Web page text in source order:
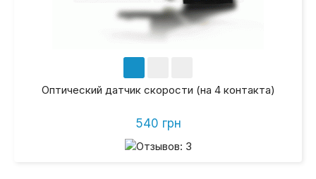
Оптический датчик скорости (на 4 контакта)
540 грн